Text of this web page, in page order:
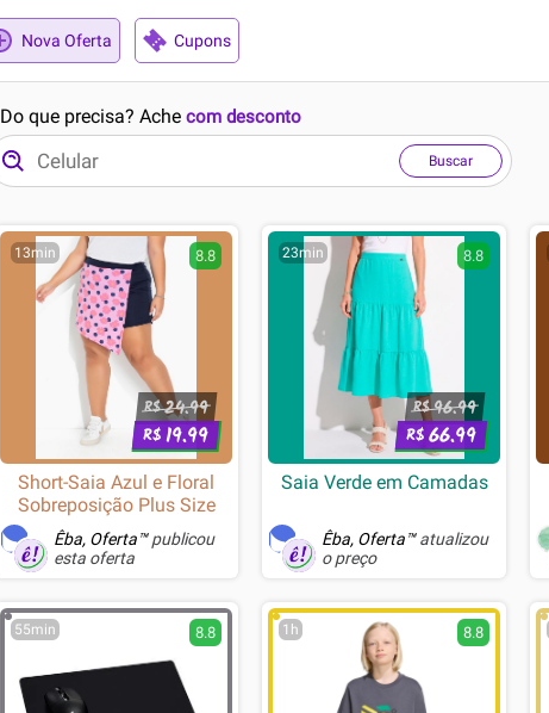
Nova Oferta Cupons
Do que precisa? Ache com desconto
Buscar
13min 8.8
R$24.99
R$19.99
Short-Saia Azul e Floral
Sobreposição Plus Size
Êba, Oferta™publicou
esta oferta
23min 8.8
R$96.99
R$66.99
Saia Verde em Camadas
Êba, Oferta™atualizou
o preço
55min 8.8 1h 8.8